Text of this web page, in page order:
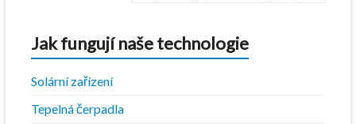
Jak fungují naše technologie
Solární zařízení
Tepelná čerpadla